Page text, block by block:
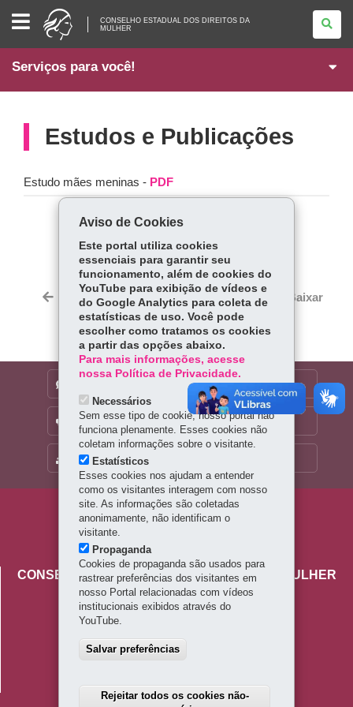
CONSELHO
ESTADUAL
DOS
DIREITOS
MULHER
CONSELHO ESTADUAL DOS DIREITOS DA
MULHER
Serviços para você!
Estudos e Publicações
Estudo mães meninas - PDF
COMPARTILHE:
Fa
ce
bo
ok
Tw
itt
er
ha
ts
Ap
p
Voltar Início Imprimir Baixar
MAPA DO SITE
OUVIDORIA
Navegação
principal
CONSELHO ESTADUAL DOS DIREITOS DA MULHER
Palácio das Araucárias
Rua Jacy Loureiro de Campos, s/n - Centro Cívico
80530-915
41 4009-3600
Aviso de Cookies
Este portal utiliza cookies
essenciais para garantir seu
funcionamento, além de cookies do
YouTube para exibição de vídeos e
do Google Analytics para coleta de
estatísticas de uso. Você pode
escolher como tratamos os cookies
a partir das opções abaixo.
Para mais informações, acesse
nossa Política de Privacidade.
Necessários
Sem esse tipo de cookie, nosso portal não
funciona plenamente. Esses cookies não
coletam informações sobre o visitante.
Estatísticos
Esses cookies nos ajudam a entender
como os visitantes interagem com nosso
site. As informações são coletadas
anonimamente, não identificam o
visitante.
Propaganda
Cookies de propaganda são usados para
rastrear preferências dos visitantes em
nosso Portal relacionadas com vídeos
institucionais exibidos através do
YouTube.
Salvar preferências
Rejeitar todos os cookies não-